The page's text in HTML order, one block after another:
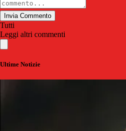
Invia Commento
Tutti
Leggi altri commenti
Ultime Notizie